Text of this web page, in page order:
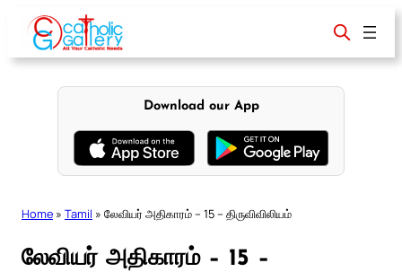
content
Download our App
Home » Tamil » லேவியர் அதிகாரம் – 15 – திருவிவிலியம்
லேவியர் அதிகாரம் – 15 –